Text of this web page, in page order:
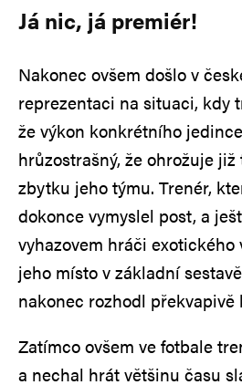
Já nic, já premiér!
Nakonec ovšem došlo v
reprezentaci na situaci, kdy
že výkon konkrétního
hrůzostrašný, že ohrožuje
zbytku jeho týmu. Trenér,
dokonce vymyslel post, a
vyhazovem hráči
jeho místo v základní
nakonec rozhodl překvapivě
Zatímco ovšem ve fotbale
a nechal hrát většinu času